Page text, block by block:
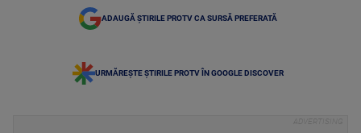
ADAUGĂ ȘTIRILE PROTV CA SURSĂ PREFERATĂ
URMĂREȘTE ȘTIRILE PROTV ÎN GOOGLE DISCOVER